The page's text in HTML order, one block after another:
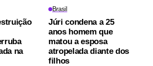
na
Brasil
Júri condena a 25
anos homem que
matou a esposa
atropelada diante dos
filhos